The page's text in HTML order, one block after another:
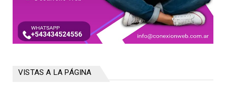
VISTAS A LA PÁGINA